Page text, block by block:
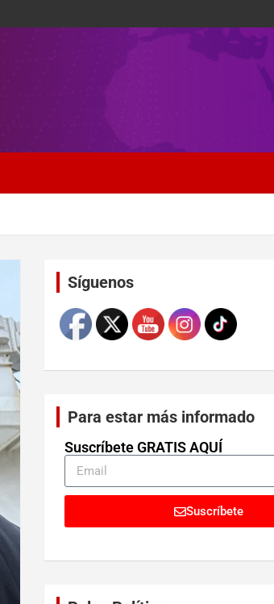
SíguenosSet Youtube Channel ID
Para estar más informado
Suscríbete GRATIS AQUÍ
Suscríbete